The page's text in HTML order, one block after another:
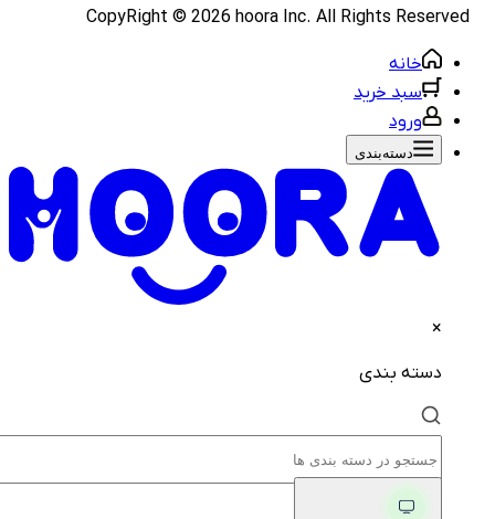
CopyRight ©2026hoora Inc. All Rights
خانه
سبد خرید
ورود
دسته‌بندی‌
دسته بندی